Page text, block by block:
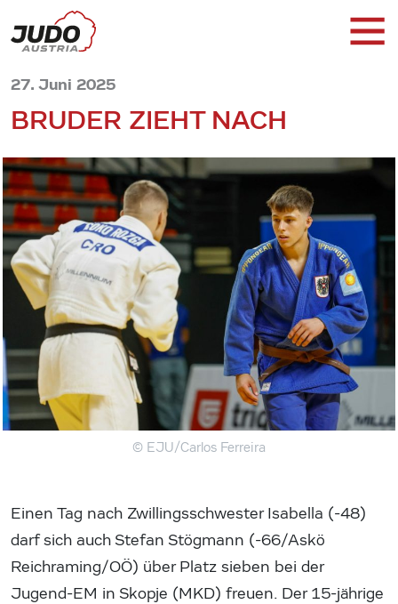
27. Juni 2025
BRUDER ZIEHT NACH
© EJU/Carlos Ferreira
Einen Tag nach Zwillingsschwester Isabella (-48)
darf sich auch Stefan Stögmann (-66/Askö
Reichraming/OÖ) über Platz sieben bei der
Jugend-EM in Skopje (MKD) freuen. Der 15-jährige